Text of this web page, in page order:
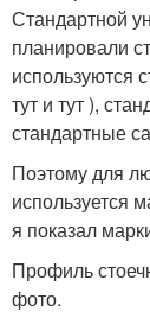
Стандартной
планировали
используются
тут и тут ),
стандартные
Поэтому для
используется
я показал
Профиль
фото.